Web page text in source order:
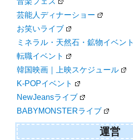
芸能人ディナーショー
お笑いライブ
ミネラル・天然石・鉱物イベント
転職イベント
韓国映画｜上映スケジュール
K-POPイベント
NewJeansライブ
BABYMONSTERライブ
運営